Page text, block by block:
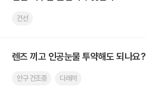
건선
렌즈 끼고 인공눈물 투약해도 되나요?
안구 건조증 다래끼